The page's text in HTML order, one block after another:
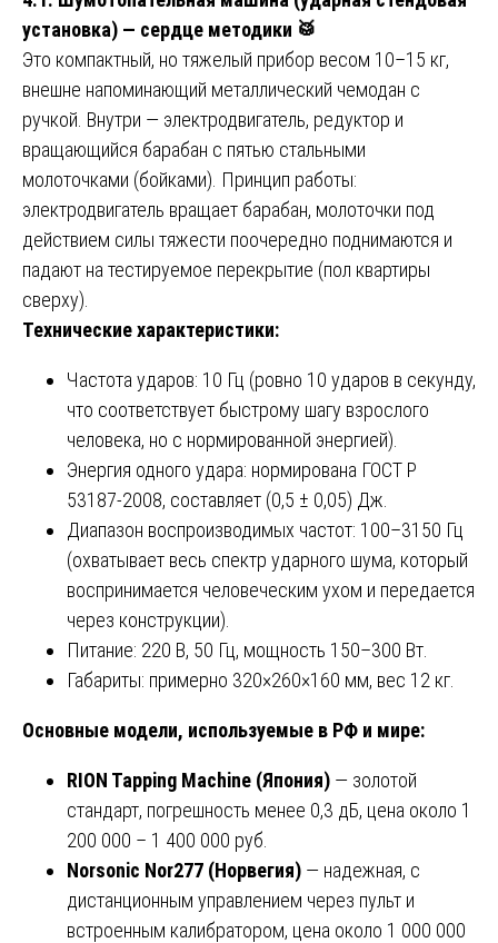
установка) — сердце методики 🥁
Это компактный, но тяжелый прибор весом 10–15 кг,
внешне напоминающий металлический чемодан с
ручкой. Внутри — электродвигатель, редуктор и
вращающийся барабан с пятью стальными
молоточками (бойками). Принцип работы:
электродвигатель вращает барабан, молоточки под
действием силы тяжести поочередно поднимаются и
падают на тестируемое перекрытие (пол квартиры
сверху).
Технические характеристики:
Частота ударов: 10 Гц (ровно 10 ударов в секунду,
что соответствует быстрому шагу взрослого
человека, но с нормированной энергией).
Энергия одного удара: нормирована ГОСТ Р
53187-2008, составляет (0,5 ± 0,05) Дж.
Диапазон воспроизводимых частот: 100–3150 Гц
(охватывает весь спектр ударного шума, который
воспринимается человеческим ухом и передается
через конструкции).
Питание: 220 В, 50 Гц, мощность 150–300 Вт.
Габариты: примерно 320×260×160 мм, вес 12 кг.
Основные модели, используемые в РФ и мире:
RION Tapping Machine (Япония) — золотой
стандарт, погрешность менее 0,3 дБ, цена около 1
200 000 – 1 400 000 руб.
Norsonic Nor277 (Норвегия) — надежная, с
дистанционным управлением через пульт и
встроенным калибратором, цена около 1 000 000